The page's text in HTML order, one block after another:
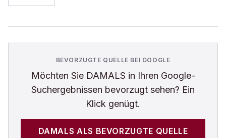
BEVORZUGTE QUELLE BEI GOOGLE
Möchten Sie DAMALS in Ihren Google-
Suchergebnissen bevorzugt sehen? Ein
Klick genügt.
DAMALS ALS BEVORZUGTE QUELLE